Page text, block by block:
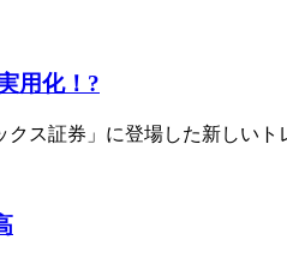
用化！?
ス証券」に登場した新しいト